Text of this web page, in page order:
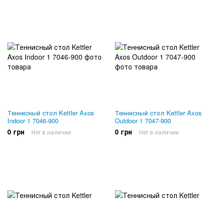
Теннисный стол Kettler Axos
Indoor 1 7046-900
0 грн Нет в наличии
Теннисный стол Kettler Axos
Outdoor 1 7047-900
0 грн Нет в наличии